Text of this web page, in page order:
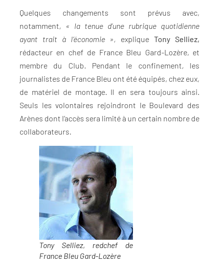
Quelques changements sont prévus avec,
notamment, « la tenue d’une rubrique quotidienne
ayant trait à l’économie », expliqueTony Selliez,
rédacteur en chef de France Bleu Gard-Lozère, et
membre du Club. Pendant le confinement, les
journalistes de France Bleu ont été équipés, chez eux,
de matériel de montage. Il en sera toujours ainsi.
Seuls les volontaires rejoindront le Boulevard des
Arènes dont l’accès sera limité à un certain nombre de
collaborateurs.
Tony Selliez, redchef de
France Bleu Gard-Lozère